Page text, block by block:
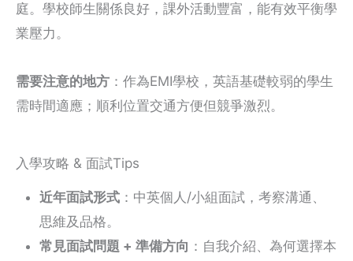
庭。學校師生關係良好，課外活動豐富，能有效平衡學
業壓力。
需要注意的地方 ：作為EMI學校，英語基礎較弱的學生
需時間適應；順利位置交通方便但競爭激烈。
入學攻略 & 面試Tips
近年面試形式 ：中英個人/小組面試，考察溝通、
思維及品格。
常見面試問題 + 準備方向 ：自我介紹、為何選擇本